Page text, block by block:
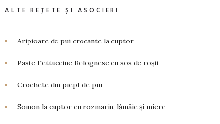
ALTE REȚETE ȘI ASOCIERI
Aripioare de pui crocante la cuptor
Paste Fettuccine Bolognese cu sos de roșii
Crochete din piept de pui
Somon la cuptor cu rozmarin, lămâie și miere